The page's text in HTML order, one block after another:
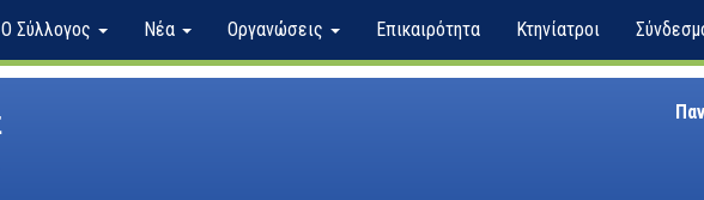
Ο Σύλλογος Νέα Οργανώσεις Επικαιρότητα Κτηνίατροι